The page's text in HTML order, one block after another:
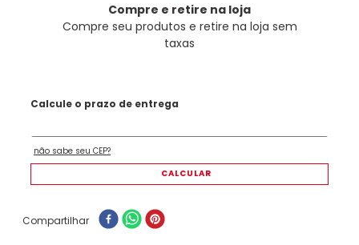
Compre e retire na loja
Compre seu produtos e retire na loja sem
taxas
Compartilhar